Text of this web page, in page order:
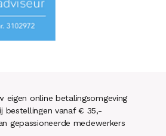
eigen online betalingsomgeving
bestellingen vanaf € 35,-
gepassioneerde medewerkers